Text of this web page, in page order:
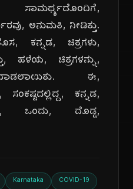
ಅನುಮತಿ, ನೀಡಿತ್ತು.
ಕನ್ನಡ, ಚಿತ್ರಗಳು,
ಹಳೆಯ, ಚಿತ್ರಗಳನ್ನು,
ಈ,
ಕನ್ನಡ,
ಒಂದು, ದೊಡ್ಡ,
Karnataka COVID-19